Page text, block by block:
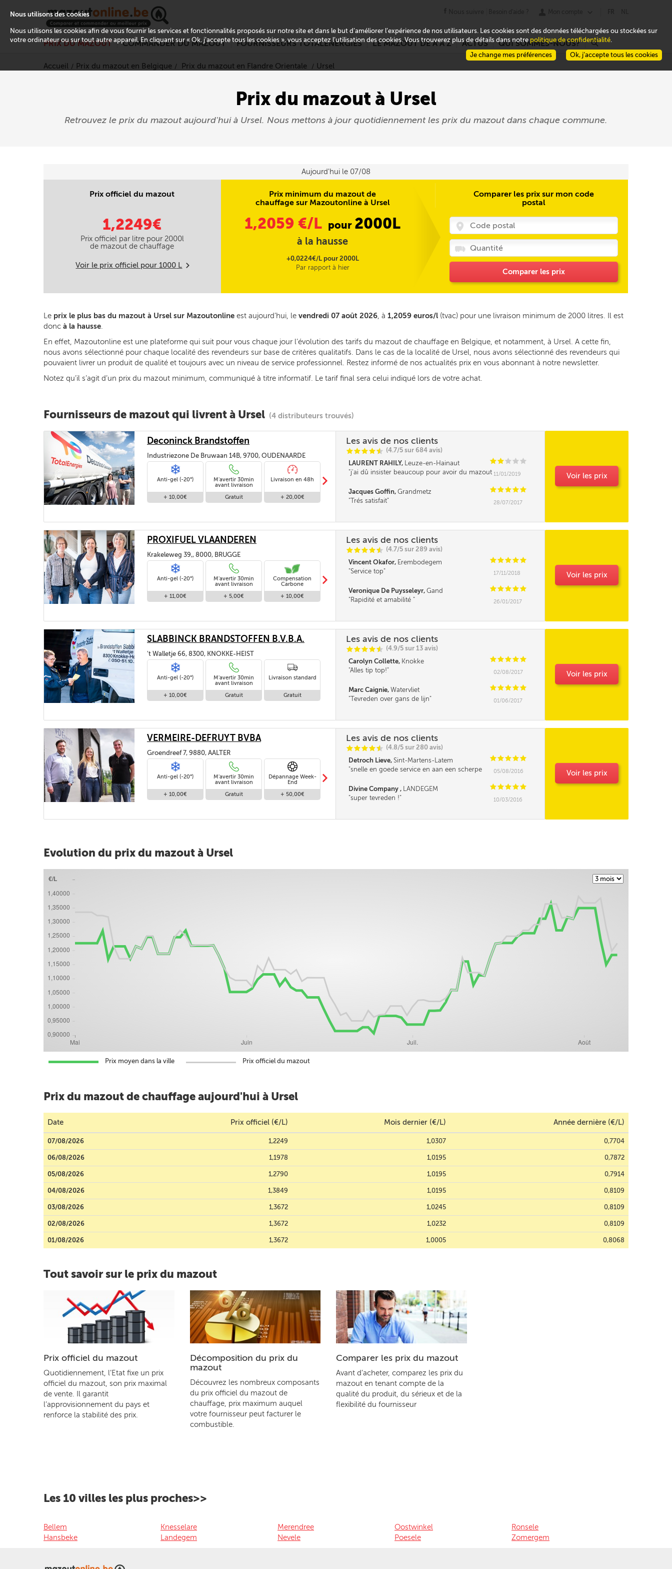
PRIX DU MAZOUT COMMANDER DU MAZOUT FOURNISSEURS TOTALENERGIES LE MAZOUT DE A À Z ACTUS QUI SOMMES-NOUS? r
Accueil Prix du mazout en Belgique Prix du mazout en Flandre Orientale Ursel
Prix du mazout à Ursel
Retrouvez le prix du mazout aujourd'hui à Ursel. Nous mettons à jour quotidiennement les prix du mazout dans chaque commune.
Aujourd'hui le 07/08
Prix officiel du mazout
1,2249€
Prix officiel par litre pour 2000l
de mazout de chauffage
Voir le prix officiel pour1000 L m
Prix minimum du mazout de
chauffage sur Mazoutonline à Ursel
1,2059 €/L pour 2000L
à la hausse
+0,0224€/L pour 2000L
Par rapport à hier
Comparer les prix sur mon code
postal
Comparer les prix
Le prix le plus bas du mazout à Ursel sur Mazoutonline est aujourd’hui, le vendredi 07 août 2026, à 1,2059 euros/l (tvac) pour une livraison minimum de 2000 litres. Il est
donc à la hausse.
En effet, Mazoutonline est une plateforme qui suit pour vous chaque jour l’évolution des tarifs du mazout de chauffage en Belgique, et notamment, à Ursel. A cette fin,
nous avons sélectionné pour chaque localité des revendeurs sur base de critères qualitatifs. Dans le cas de la localité de Ursel, nous avons sélectionné des revendeurs qui
pouvaient livrer un produit de qualité et toujours avec un niveau de service professionnel. Restez informé de nos actualités prix en vous abonnant à notre newsletter.
Notez qu’il s’agit d’un prix du mazout minimum, communiqué à titre informatif. Le tarif final sera celui indiqué lors de votre achat.
Fournisseurs de mazout qui livrent à Ursel (4 distributeurs trouvés)
Deconinck Brandstoffen
Industriezone De Bruwaan 14B, 9700, OUDENAARDE
Anti-gel (-20°)
+ 10,00€
M'avertir 30min
avant livraison
Gratuit
Livraison en 48h
+ 20,00€
Livraison standard
Gratuit
m
Les avis de nos clients
CCCCi
@ (4.7/5 sur 684 avis)
LAURENT RAHILY, Leuze-en-Hainaut CC C C C
j'ai dû insister beaucoup pour avoir du mazout 11/01/2019
Jacques Goffin, Grandmetz CCCCC
Trés satisfait
28/07/2017
Voir les prix
PROXIFUEL VLAANDEREN
Krakeleweg 39,, 8000, BRUGGE
Anti-gel (-20°)
+ 11,00€
M'avertir 30min
avant livraison
+ 5,00€
Compensation
Carbone
+ 10,00€
Livraison standard
Gratuit
m
Les avis de nos clients
CCCCi
@ (4.7/5 sur 289 avis)
Vincent Okafor, Erembodegem CCCCC
Service top
17/11/2018
Veronique De Puysseleyr, Gand CCCCC
Rapidité et amabilité
26/01/2017
Voir les prix
SLABBINCK BRANDSTOFFEN B.V.B.A.
't Walletje 66, 8300, KNOKKE-HEIST
Anti-gel (-20°)
+ 10,00€
M'avertir 30min
avant livraison
Gratuit
Livraison standard
Gratuit
Les avis de nos clients
CCCCi
@ (4.9/5 sur 13 avis)
Carolyn Collette, Knokke CCCCC
Alles tip top!
02/08/2017
Marc Caignie, Watervliet CCCCC
Tevreden over gans de lijn
01/06/2017
Voir les prix
VERMEIRE-DEFRUYT BVBA
Groendreef 7, 9880, AALTER
Anti-gel (-20°)
+ 10,00€
M'avertir 30min
avant livraison
Gratuit
Dépannage Week-
End
+ 50,00€
+ 20,00€ + 30,00€
m
Les avis de nos clients
CCCCi
@ (4.8/5 sur 280 avis)
Detroch Lieve, Sint-Martens-Latem CCCCC
snelle en goede service en aan een scherpe
05/08/2016
Divine Company , LANDEGEM CCCCC
super tevreden !
10/03/2016
Voir les prix
Evolution du prix du mazout à Ursel
Prix moyen dans la ville Prix officiel du mazout
Prix du mazout de chauffage aujourd'hui à Ursel
Date Prix officiel (€/L) Mois dernier (€/L) Année dernière (€/L)
07/08/2026 1,2249 1,0307 0,7704
06/08/2026 1,1978 1,0195 0,7872
05/08/2026 1,2790 1,0195 0,7914
04/08/2026 1,3849 1,0195 0,8109
03/08/2026 1,3672 1,0245 0,8109
02/08/2026 1,3672 1,0232 0,8109
01/08/2026 1,3672 1,0005 0,8068
Tout savoir sur le prix du mazout
Prix officiel du mazout
Quotidiennement, l’Etat fixe un prix
officiel du mazout, son prix maximal
de vente. Il garantit
l’approvisionnement du pays et
renforce la stabilité des prix.
Décomposition du prix du
mazout
Découvrez les nombreux composants
du prix officiel du mazout de
chauffage, prix maximum auquel
votre fournisseur peut facturer le
combustible.
Comparer les prix du mazout
Avant d’acheter, comparez les prix du
mazout en tenant compte de la
qualité du produit, du sérieux et de la
flexibilité du fournisseur
Les 10 villes les plus proches>>
Bellem
Hansbeke
Knesselare
Landegem
Merendree
Nevele
Oostwinkel
Poesele
Ronsele
Zomergem
Nous utilisons des cookies
Nous utilisons les cookies afin de vous fournir les services et fonctionnalités proposés sur notre site et dans le but d’améliorer l’expérience de nos utilisateurs. Les cookies sont des données téléchargées ou stockées sur
votre ordinateur ou sur tout autre appareil. En cliquant sur « Ok, j’accepte tous les cookies », vous acceptez l’utilisation des cookies. Vous trouverez plus de détails dans notre politique de confidentialité.
Ok, j’accepte tous les cookies
Je change mes préférences